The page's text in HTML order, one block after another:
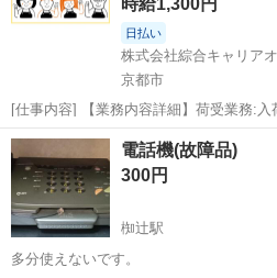
日払い
株式会社綜合キャリア
京都市
[仕事内容] 【業務内容詳細】荷受業務:
検査業務:計量、 計測出荷業務:個装、
維機械 。＋お仕事探しはコンシェルスタッフにおまかせ＋。 あなたの
お仕事探しをし...
京都 京都市 仕分け
電話機(故障品)
300円
椥辻駅
多分使えないです。